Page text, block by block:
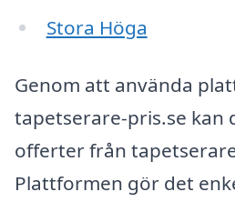
Stora Höga
Genom att använda
tapetserare-pris.se kan
offerter från
Plattformen gör det